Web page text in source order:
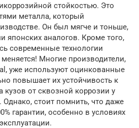
стойкостью. Это
металла, который
Он был мягче и тоньше,
японских аналогов. Кроме того,
современные технологии
Многие производители,
уже используют оцинкованные
повышает их устойчивость к
кузов от сквозной коррозии у
Однако, стоит помнить, что даже
гарантии, особенно в условиях